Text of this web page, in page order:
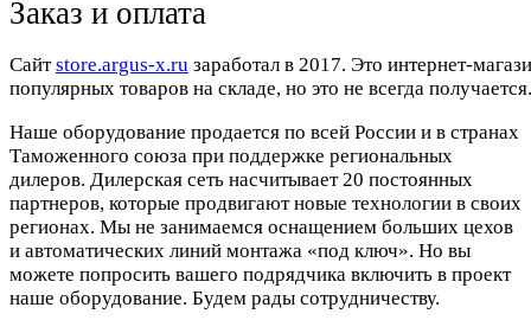
Заказ и оплата
Cайтstore.argus-x.ru заработал в 2017. Это интернет-
популярных товаров на складе, но это не всегда
Наше оборудование продается по всей России и в странах
Таможенного союза при поддержке региональных
дилеров. Дилерская сеть насчитывает 20 постоянных
партнеров, которые продвигают новые технологии в своих
регионах. Мы не занимаемся оснащением больших цехов
и автоматических линий монтажа «под ключ». Но вы
можете попросить вашего подрядчика включить в проект
наше оборудование. Будем рады сотрудничеству.